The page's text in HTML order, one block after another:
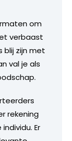
om
verbaast
zijn met
val je als
rekening
Er